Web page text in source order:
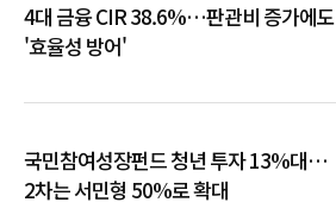
4대 금융 CIR 38.6%…판관비 증가에도
'효율성 방어'
국민참여성장펀드 청년 투자 13%대…
2차는 서민형 50%로 확대